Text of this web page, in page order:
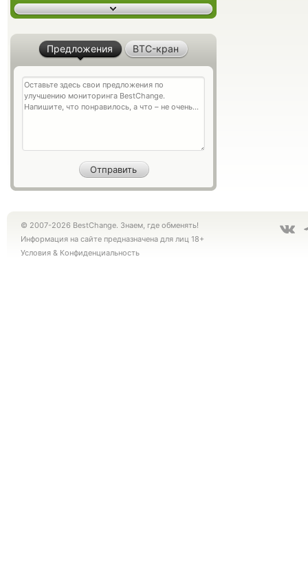
Предложения BTC-кран
© 2007-2026 BestChange. Знаем, где обменять!
Информация на сайте предназначена для лиц 18+
Условия & Конфиденциальность